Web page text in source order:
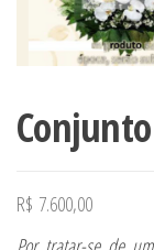
R$ 7.600,00